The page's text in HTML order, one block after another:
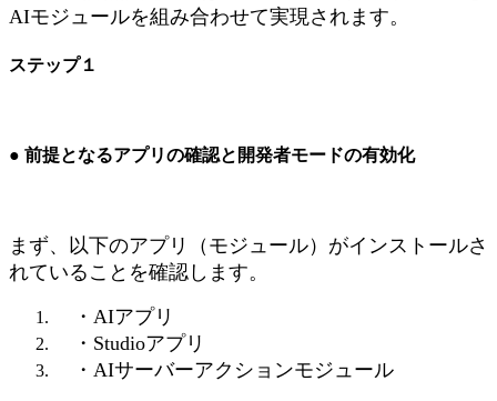
AIモジュールを組み合わせて実現されます。
ステップ１
● 前提となるアプリの確認と開発者モードの有効化
まず、以下のアプリ（モジュール）がインストールさ
れていることを確認します。
・AIアプリ
・Studioアプリ
・AIサーバーアクションモジュール